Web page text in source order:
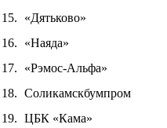
«Дятьково»
«Наяда»
«Рэмос-Альфа»
Соликамскбумпром
ЦБК «Кама»